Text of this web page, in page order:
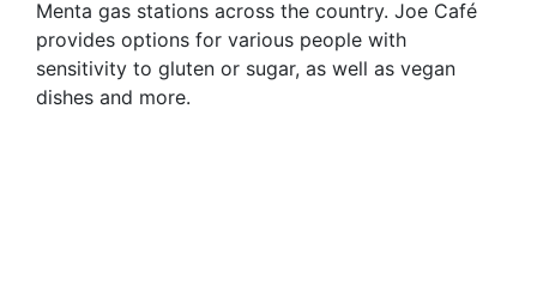
Menta gas stations across the country. Joe Café
provides options for various people with
sensitivity to gluten or sugar, as well as vegan
dishes and more.